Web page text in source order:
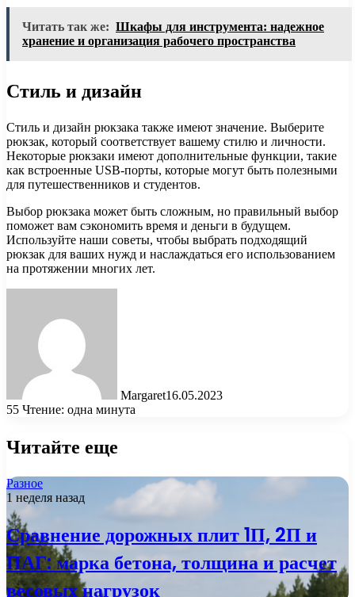
Читать так же: Шкафы для инструмента: надежное
хранение и организация рабочего пространства
Стиль и дизайн
Стиль и дизайн рюкзака также имеют значение. Выберите
рюкзак, который соответствует вашему стилю и личности.
Некоторые рюкзаки имеют дополнительные функции, такие
как встроенные USB-порты, которые могут быть полезными
для путешественников и студентов.
Выбор рюкзака может быть сложным, но правильный выбор
поможет вам сэкономить время и деньги в будущем.
Используйте наши советы, чтобы выбрать подходящий
рюкзак для ваших нужд и наслаждаться его использованием
на протяжении многих лет.
Margaret16.05.2023
55 Чтение: одна минута
Читайте еще
Разное
1 неделя назад
Сравнение дорожных плит 1П, 2П и
ПАГ: марка бетона, толщина и расчет
весовых нагрузок